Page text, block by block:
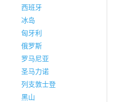
西班牙
冰岛
匈牙利
俄罗斯
罗马尼亚
圣马力诺
列支敦士登
黑山